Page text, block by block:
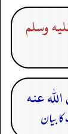
وسلم
بیان